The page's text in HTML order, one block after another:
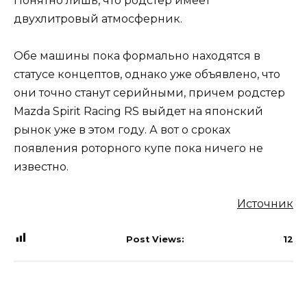
двухлитровый атмосферник.
Обе машины пока формально находятся в
статусе концептов, однако уже объявлено, что
они точно станут серийными, причем родстер
Mazda Spirit Racing RS выйдет на японский
рынок уже в этом году. А вот о сроках
появления роторного купе пока ничего не
известно.
Источник
Post Views: 12